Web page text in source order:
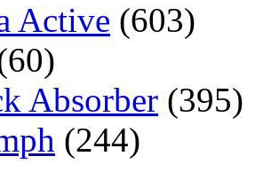
Active (603)
Absorber (395)
(244)